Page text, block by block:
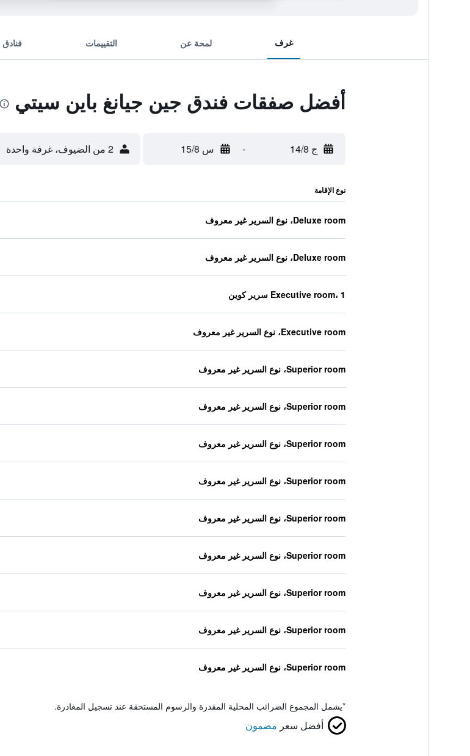
غرف لمحة عن التقييمات
أفضل صفقات فندق جين جيانغ باين سيتي
ج 14/8 - س 15/8 2 من الضيوف، غرفة واحدة
نوع الإقامة
Deluxe room، نوع السرير غير معروف
Deluxe room، نوع السرير غير معروف
Executive room، 1 سرير كوين
Executive room، نوع السرير غير معروف
Superior room، نوع السرير غير معروف
Superior room، نوع السرير غير معروف
Superior room، نوع السرير غير معروف
Superior room، نوع السرير غير معروف
Superior room، نوع السرير غير معروف
Superior room، نوع السرير غير معروف
Superior room، نوع السرير غير معروف
Superior room، نوع السرير غير معروف
Superior room، نوع السرير غير معروف
*يشمل المجموع الضرائب المحلية المقدرة والرسوم المستحقة عند تسجيل المغادرة.
أفضل سعر مضمون